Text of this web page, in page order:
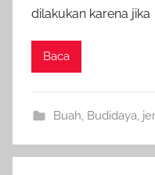
dilakukan karena jika
Baca
Buah Budidaya